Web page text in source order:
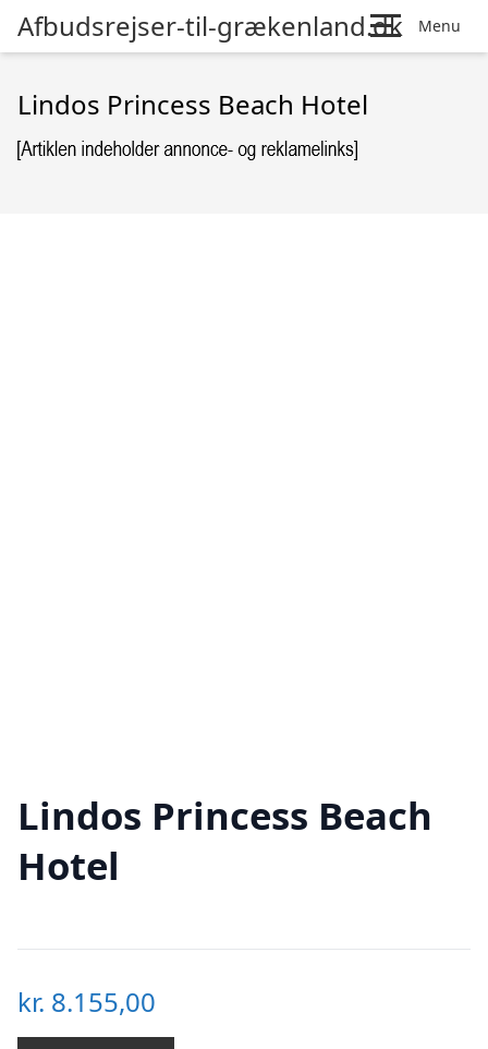
Afbudsrejser-til-grækenland.dk Menu
Lindos Princess Beach Hotel
Lindos Princess Beach
Hotel
kr. 8.155,00